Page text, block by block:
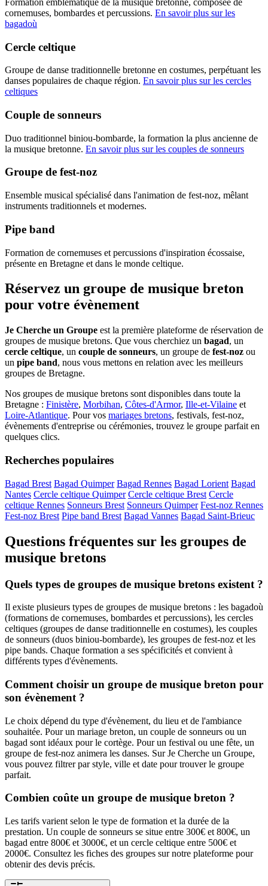
cornemuses, bombardes et percussions. En savoir plus sur les
bagadoù
Cercle celtique
Groupe de danse traditionnelle bretonne en costumes, perpétuant les
danses populaires de chaque région. En savoir plus sur les cercles
celtiques
Couple de sonneurs
Duo traditionnel biniou-bombarde, la formation la plus ancienne de
la musique bretonne. En savoir plus sur les couples de sonneurs
Groupe de fest-noz
Ensemble musical spécialisé dans l'animation de fest-noz, mêlant
instruments traditionnels et modernes.
Pipe band
Formation de cornemuses et percussions d'inspiration écossaise,
présente en Bretagne et dans le monde celtique.
Réservez un groupe de musique breton
pour votre évènement
Je Cherche un Groupe est la première plateforme de réservation de
groupes de musique bretons. Que vous cherchiez un bagad, un
cercle celtique, un couple de sonneurs, un groupe de fest-noz ou
un pipe band, nous vous mettons en relation avec les meilleurs
groupes de Bretagne.
Nos groupes de musique bretons sont disponibles dans toute la
Bretagne : Finistère, Morbihan, Côtes-d'Armor, Ille-et-Vilaine et
Loire-Atlantique. Pour vos mariages bretons, festivals, fest-noz,
évènements d'entreprise ou cérémonies, trouvez le groupe parfait en
quelques clics.
Recherches populaires
Bagad Brest Bagad Quimper Bagad Rennes Bagad Lorient Bagad
Nantes Cercle celtique Quimper Cercle celtique Brest Cercle
celtique Rennes Sonneurs Brest Sonneurs Quimper Fest-noz Rennes
Fest-noz Brest Pipe band Brest Bagad Vannes Bagad Saint-Brieuc
Questions fréquentes sur les groupes de
musique bretons
Quels types de groupes de musique bretons existent ?
Il existe plusieurs types de groupes de musique bretons : les bagadoù
(formations de cornemuses, bombardes et percussions), les cercles
celtiques (groupes de danse traditionnelle en costumes), les couples
de sonneurs (duos biniou-bombarde), les groupes de fest-noz et les
pipe bands. Chaque formation a ses spécificités et convient à
différents types d'évènements.
Comment choisir un groupe de musique breton pour
son évènement ?
Le choix dépend du type d'évènement, du lieu et de l'ambiance
souhaitée. Pour un mariage breton, un couple de sonneurs ou un
bagad sont idéaux pour le cortège. Pour un festival ou une fête, un
groupe de fest-noz animera les danses. Sur Je Cherche un Groupe,
vous pouvez filtrer par style, ville et date pour trouver le groupe
parfait.
Combien coûte un groupe de musique breton ?
Les tarifs varient selon le type de formation et la durée de la
prestation. Un couple de sonneurs se situe entre 300€ et 800€, un
bagad entre 800€ et 3000€, et un cercle celtique entre 500€ et
2000€. Consultez les fiches des groupes sur notre plateforme pour
obtenir des devis précis.